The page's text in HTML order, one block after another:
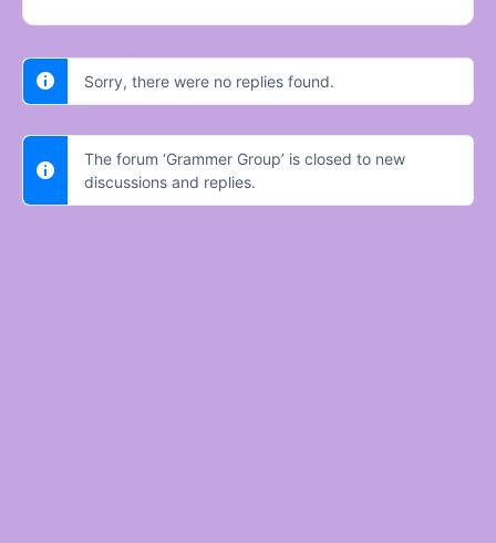
Sorry, there were no replies found.
The forum ‘Grammer Group’ is closed to new
discussions and replies.